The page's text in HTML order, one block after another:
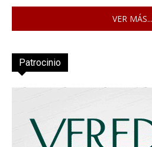
VER MÁS...
Patrocinio